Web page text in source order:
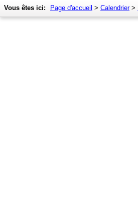
Vous êtes ici: Page d'accueil > Calendrier>